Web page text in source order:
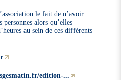
le fait de n’avoir
alors qu’elles
au sein de ces différents
edition-...